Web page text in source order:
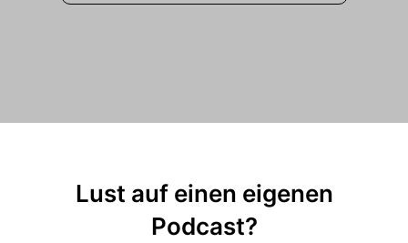
Lust auf einen eigenen
Podcast?